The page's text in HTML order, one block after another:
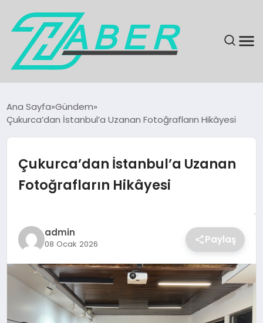
EKONOMI
MAGAZIN
KÜLTÜR & SANAT
SAĞLIK
Ana Sayfa Gündem
Çukurca’dan İstanbul’a Uzanan Fotoğrafların Hikâyesi
Çukurca’dan İstanbul’a Uzanan
Fotoğrafların Hikâyesi
admin
08 Ocak 2026 Paylaş